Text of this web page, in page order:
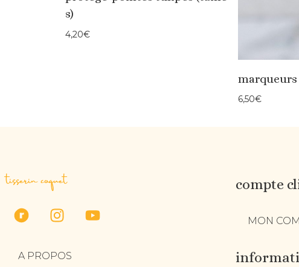
s)
4,20€
6,50€
tisserin coquet
A PROPOS
compte
MON